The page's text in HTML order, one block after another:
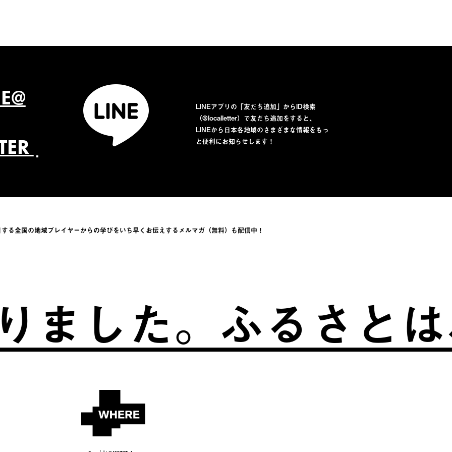
LINEアプリの「友だち追加」からID検索
（@localletter）で友だち追加をすると、
LINEから日本各地域のさまざまな情報をもっ
と便利にお知らせします！
る全国の地域プレイヤーからの学びをいち早くお伝えするメルマガ（無料）も配信中！
た。ふるさとは、